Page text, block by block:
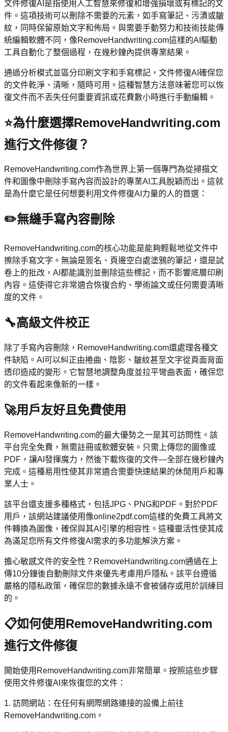
文件修復AI是指使用人工智慧來修復和增強損壞或有標記的文
件。這項技術可以刪除不需要的元素，如手寫筆記、污漬或皺
紋，同時保留原始文字和佈局。與需要手動努力和技術技能傳
統編輯軟體不同，像RemoveHandwriting.com這樣的AI驅動
工具自動化了整個過程，在幾秒鐘內提供專業結果。
通過分析模式並區分印刷文字和手寫標記，文件修復AI確保您
的文件乾淨、清晰，隨時可用。這種智慧方法意味著您可以恢
復文件而不丟失任何重要資訊或花費數小時進行手動編輯。
⭐為什麼選擇RemoveHandwriting.com
進行文件修復？
RemoveHandwriting.com作為世界上第一個專門為從掃描文
件和圖像中刪除手寫內容而設計的專業AI工具脫穎而出。這就
是為什麼它是任何想要利用文件修復AI力量的人的首選：
✏️無縫手寫內容刪除
RemoveHandwriting.com的核心功能是能夠輕鬆地從文件中
擦除手寫文字。無論是簽名、頁邊空白處塗鴉的筆記，還是試
卷上的批改，AI都能識別並刪除這些標記，而不影響底層印刷
內容。這使得它非常適合恢復合約、學術論文或任何需要清晰
度的文件。
🔧高級文件校正
除了手寫內容刪除，RemoveHandwriting.com還處理各種文
件缺陷。AI可以糾正由捲曲、陰影、皺紋甚至文字從頁面背面
透印造成的變形。它智慧地調整角度並拉平彎曲表面，確保您
的文件看起來像新的一樣。
🚀用戶友好且免費使用
RemoveHandwriting.com的最大優勢之一是其可訪問性。該
平台完全免費，無需註冊或軟體安裝。只需上傳您的圖像或
PDF，讓AI發揮魔力，然後下載恢復的文件—全部在幾秒鐘內
完成。這種易用性使其非常適合需要快速結果的休閒用戶和專
業人士。
該平台還支援多種格式，包括JPG、PNG和PDF。對於PDF
用戶，該網站建議使用像online2pdf.com這樣的免費工具將文
件轉換為圖像，確保與其AI引擎的相容性。這種靈活性使其成
為滿足您所有文件修復AI需求的多功能解決方案。
擔心敏感文件的安全性？RemoveHandwriting.com通過在上
傳10分鐘後自動刪除文件來優先考慮用戶隱私。該平台遵循
嚴格的隱私政策，確保您的數據永遠不會被儲存或用於訓練目
的。
📋如何使用RemoveHandwriting.com
進行文件修復
開始使用RemoveHandwriting.com非常簡單。按照這些步驟
使用文件修復AI來恢復您的文件：
1. 訪問網站：在任何有網際網路連接的設備上前往
RemoveHandwriting.com。